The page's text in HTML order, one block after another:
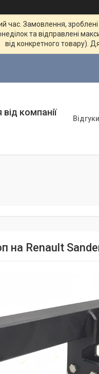
Замовлення,
та відправлені
від конкретного товару).
компанії
Відгуки
на Renault